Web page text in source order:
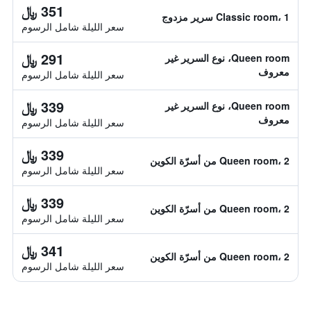
Classic room، 1 سرير مزدوج 351 ﷼
سعر الليلة شامل الرسوم
Queen room، نوع السرير غير
معروف
291 ﷼
سعر الليلة شامل الرسوم
Queen room، نوع السرير غير
معروف
339 ﷼
سعر الليلة شامل الرسوم
Queen room، 2 من أسرّة الكوين 339 ﷼
سعر الليلة شامل الرسوم
Queen room، 2 من أسرّة الكوين 339 ﷼
سعر الليلة شامل الرسوم
Queen room، 2 من أسرّة الكوين 341 ﷼
سعر الليلة شامل الرسوم